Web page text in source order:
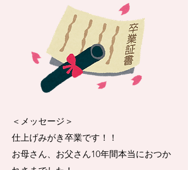
＜メッセージ＞
仕上げみがき卒業です！！
お母さん、お父さん10年間本当におつか